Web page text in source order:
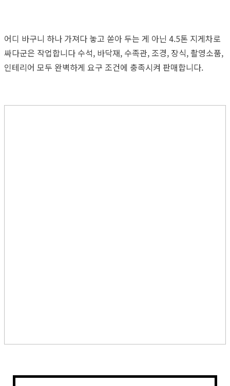
어디 바구니 하나 가져다 놓고 쏟아 두는 게 아닌 4.5톤 지게차로
싸다군은 작업합니다 수석, 바닥재, 수족관, 조경, 장식, 촬영소품,
인테리어 모두 완벽하게 요구 조건에 충족시켜 판매합니다.